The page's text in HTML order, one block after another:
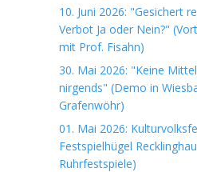
10. Juni 2026: "Gesichert
Verbot Ja oder Nein?"
mit Prof. Fisahn)
30. Mai 2026: "Keine
nirgends" (Demo in
Grafenwöhr)
01. Mai 2026:
Festspielhügel
Ruhrfestspiele)